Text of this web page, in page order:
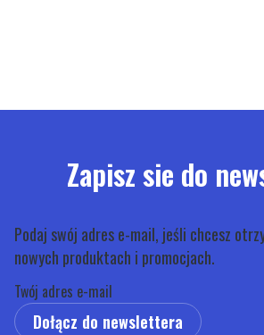
Zapisz sie do
Podaj swój adres e-mail, jeśli chcesz
nowych produktach i promocjach.
Twój adres e-mail
Dołącz do newslettera